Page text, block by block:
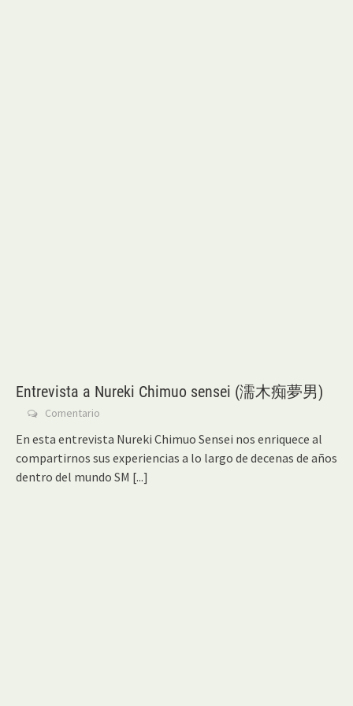
Entrevista a Nureki Chimuo sensei (濡木痴夢男)
Comentario
En esta entrevista Nureki Chimuo Sensei nos enriquece al
compartirnos sus experiencias a lo largo de decenas de años
dentro del mundo SM [...]